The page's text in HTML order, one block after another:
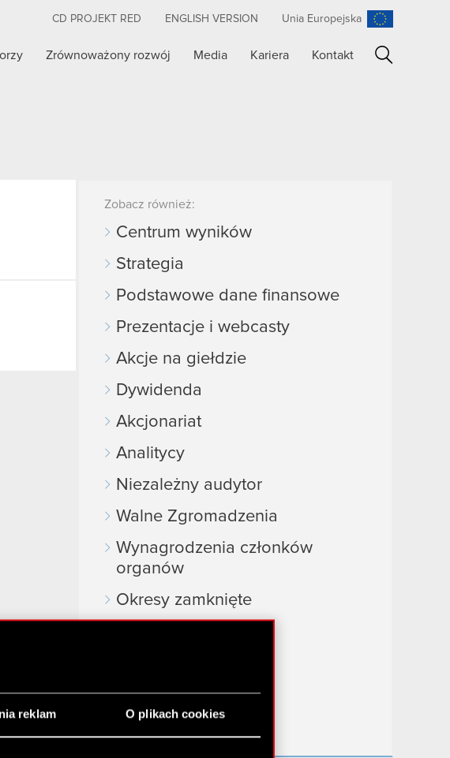
reklam O plikach cookies
CD PROJEKT RED ENGLISH VERSION Unia Europejska
Zrównoważony rozwój Media Kariera Kontakt
Zobacz również:
Centrum wyników
Strategia
Podstawowe dane finansowe
Prezentacje i webcasty
Akcje na giełdzie
Dywidenda
Akcjonariat
Analitycy
Niezależny audytor
Walne Zgromadzenia
Wynagrodzenia członków
organów
Okresy zamknięte
Przydatne linki
Kontakt IR